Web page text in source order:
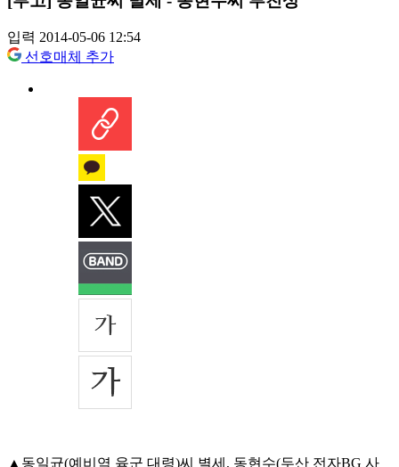
입력 2014-05-06 12:54
선호매체 추가
▲동일균(예비역 육군 대령)씨 별세, 동현수(두산 전자BG 사